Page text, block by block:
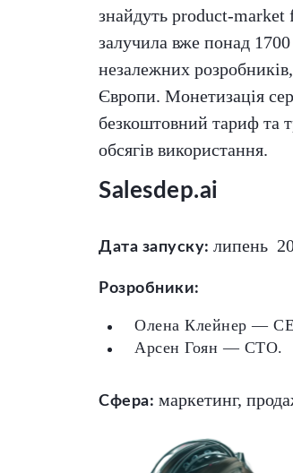
знайдуть product-
залучила вже понад
незалежних
Європи. Монетизація
безкоштовний тариф та
обсягів використання.
Salesdep.ai
Дата запуску: липень
Розробники:
Олена Клейнер —
Арсен Гоян — CTO.
Сфера: маркетинг,